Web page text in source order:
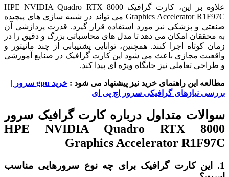
علاوه بر این، کارت گرافیک HPE NVIDIA Quadro RTX 8000
Graphics Accelerator R1F97C می تواند در شبیه سازی های پیچیده
صنعتی و پزشکی نیز مورد استفاده قرار گیرد. قدرت پردازشی آن
به محققان امکان می دهد تا مدل های محاسباتی بزرگ و دقیق را در
زمان کوتاه اجرا کنند. همچنین، توانایی پشتیبانی از چند مانیتور و
واقعیت مجازی باعث می شود این کارت گرافیک در صنایع آموزشی
و طراحی تعاملی نیز جایگاه ویژه ای پیدا کند.
مطالعه این راهنمای خرید نیز پیشنهاد می شود :
خرید gpu سرور |
بررسی نیازهای گرافیکی سرور اچ پی ای
سوالات متداول درباره کارت گرافیک سرور
HPE NVIDIA Quadro RTX 8000
Graphics Accelerator R1F97C
1. این کارت گرافیک برای چه نوع سرورهایی مناسب